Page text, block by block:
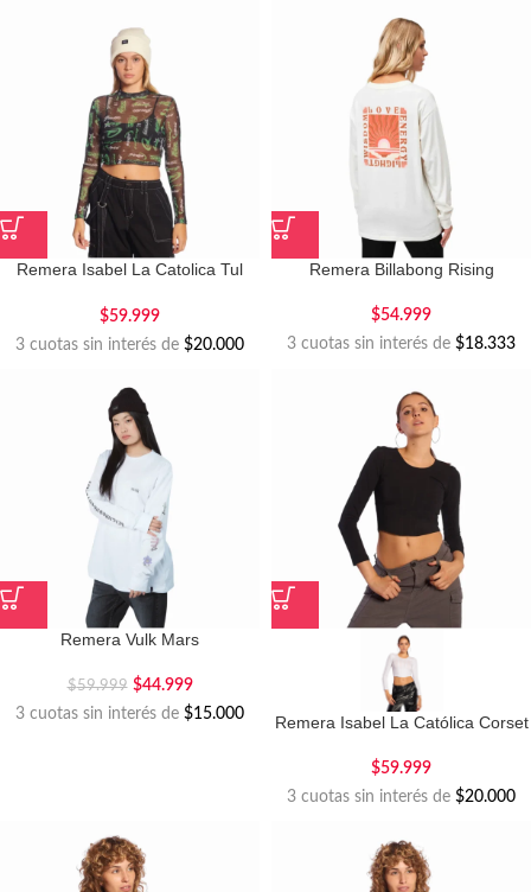
Remera Isabel La Catolica Tul
$59.999
3 cuotas sin interés de $20.000
Remera Billabong Rising
$54.999
3 cuotas sin interés de $18.333
Remera Vulk Mars
$59.999 $44.999
3 cuotas sin interés de $15.000 Remera Isabel La Católica Corset
$59.999
3 cuotas sin interés de $20.000